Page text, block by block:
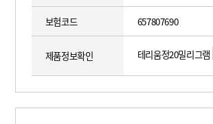
보험코드 657807690
제품정보확인 테리움정20밀리그램